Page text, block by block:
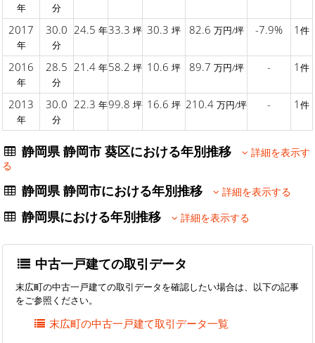
年 分
2017
年
30.0
分
24.5 年33.3 坪 30.3 坪 82.6 万円/坪 -7.9% 1 件
2016
年
28.5
分
21.4 年58.2 坪 10.6 坪 89.7 万円/坪 - 1 件
2013
年
30.0
分
22.3 年99.8 坪 16.6 坪 210.4 万円/坪 - 1 件
静岡県 静岡市 葵区における年別推移
詳細を表示す
る
静岡県 静岡市における年別推移 詳細を表示する
静岡県における年別推移 詳細を表示する
中古一戸建ての取引データ
末広町の中古一戸建ての取引データを確認したい場合は、以下の記事
をご参照ください。
末広町の中古一戸建て取引データ一覧